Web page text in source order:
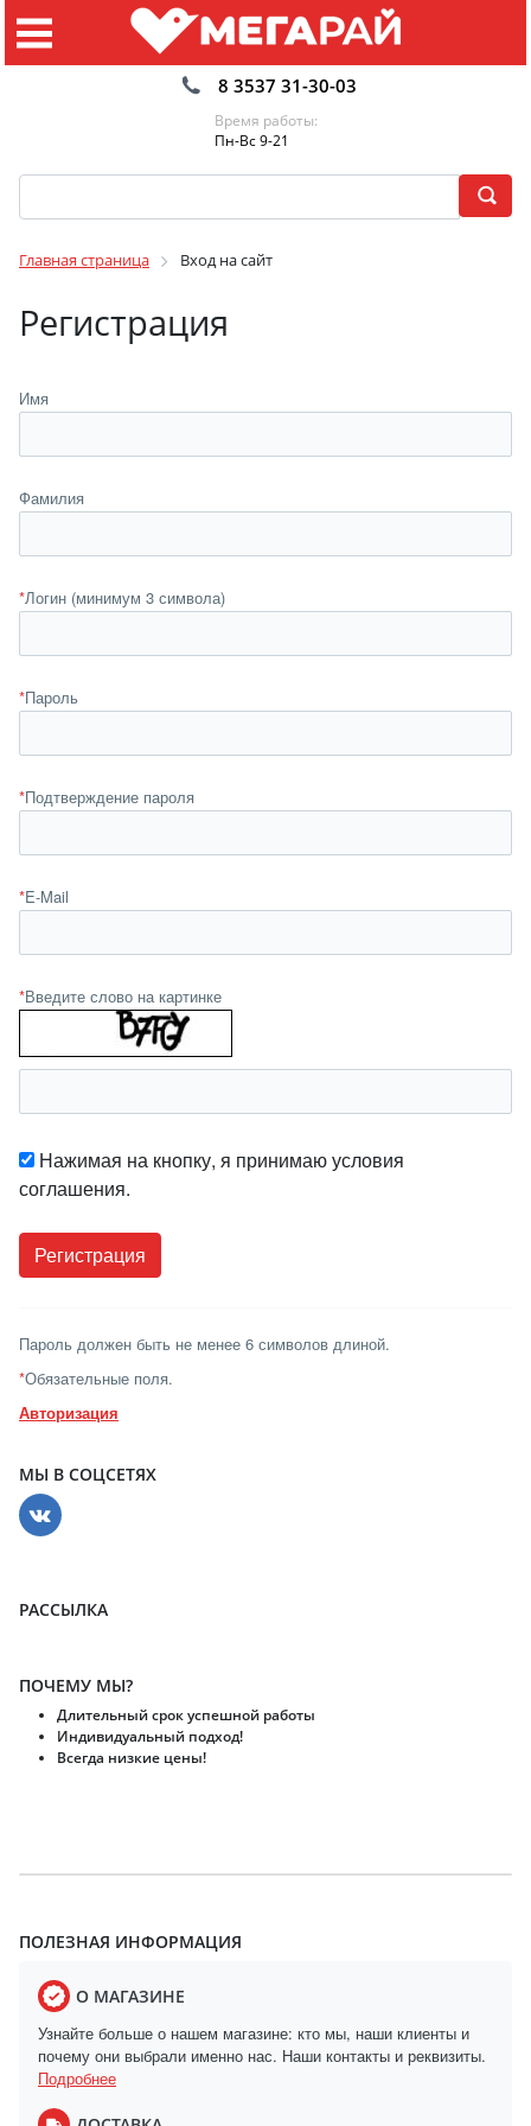
8 3537 31-30-03
Время работы:
Пн-Вс 9-21
Главная страница Вход на сайт
Регистрация
Имя
Фамилия
*Логин (минимум 3 символа)
*Пароль
*Подтверждение пароля
*E-Mail
*Введите слово на картинке
Нажимая на кнопку, я принимаю условия
соглашения.
Пароль должен быть не менее 6 символов длиной.
*Обязательные поля.
Авторизация
МЫ В СОЦСЕТЯХ
РАССЫЛКА
ПОЧЕМУ МЫ?
Длительный срок успешной работы
Индивидуальный подход!
Всегда низкие цены!
ПОЛЕЗНАЯ ИНФОРМАЦИЯ
О МАГАЗИНЕ
Узнайте больше о нашем магазине: кто мы, наши клиенты и
почему они выбрали именно нас. Наши контакты и реквизиты.
Подробнее